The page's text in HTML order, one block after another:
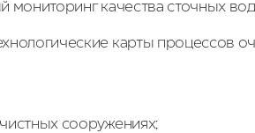
мониторинг качества сточных вод
карты процессов
сооружениях;